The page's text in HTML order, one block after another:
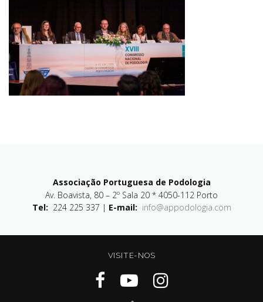
Associação Portuguesa de Podologia
Av. Boavista, 80 – 2º Sala 20 * 4050-112 Porto
Tel: 224 225 337 | E-mail: info@appodologia.com
VISITE-NOS